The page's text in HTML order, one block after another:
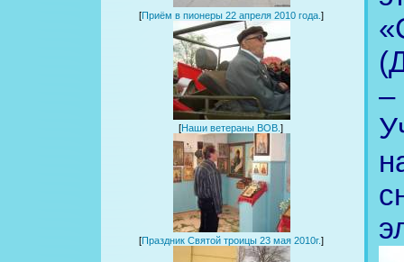
[Приём в пионеры 22 апреля 2010 года. ]
[Наши ветераны ВОВ.]
[Праздник Святой троицы 23 мая 2010г.]